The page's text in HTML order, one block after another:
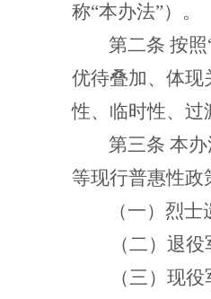
称“本办法”）。
第二条 按照
优待叠加、体现
性、临时性、过
第三条 本
等现行普惠性
（一）烈
（二）退役
（三）现